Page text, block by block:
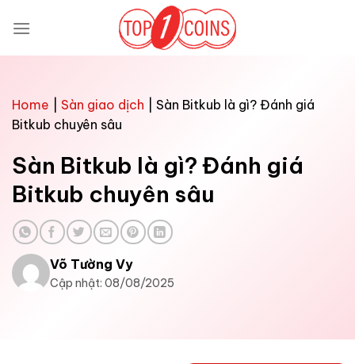
qua
Home Sàn giao dịch
Sàn Bitkub là gì? Đánh giá
Bitkub chuyên sâu
Sàn Bitkub là gì? Đánh giá
Bitkub chuyên sâu
Võ Tường Vy
Cập nhật: 08/08/2025